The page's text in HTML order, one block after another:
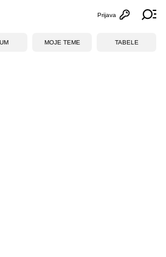
Otvori
Prijava
MOJE TEME TABELE